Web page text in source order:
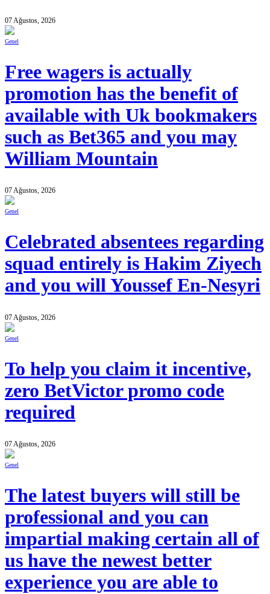
07 Ağustos, 2026
Genel
Free wagers is actually
promotion has the benefit of
available with Uk bookmakers
such as Bet365 and you may
William Mountain
07 Ağustos, 2026
Genel
Celebrated absentees regarding
squad entirely is Hakim Ziyech
and you will Youssef En-Nesyri
07 Ağustos, 2026
Genel
To help you claim it incentive,
zero BetVictor promo code
required
07 Ağustos, 2026
Genel
The latest buyers will still be
professional and you can
impartial making certain all of
us have the newest better
experience you are able to